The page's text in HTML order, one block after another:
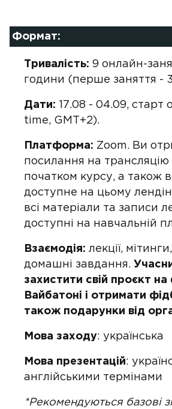
Формат:
Тривалість: 9 онлайн-
години (перше заняття -
Дати: 17.08 - 04.09, старт
time, GMT+2).
Платформа: Zoom. Ви
посилання на
початком курсу, а також
доступне на цьому
всі матеріали та записи
доступні на навчальній
Взаємодія: лекції,
домашні завдання.
захистити свій проєкт
Вайбатоні і отримати
також подарунки від
Мова заходу: українська
Мова презентацій:
англійськими термінами
*Рекомендуються базові